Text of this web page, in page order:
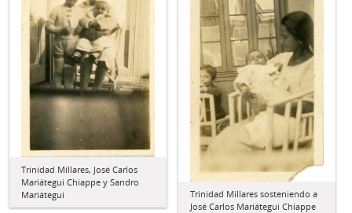
Trinidad Millares, José Carlos
Mariátegui Chiappe y Sandro
Mariátegui
Trinidad Millares sosteniendo a
José Carlos Mariátegui Chiappe